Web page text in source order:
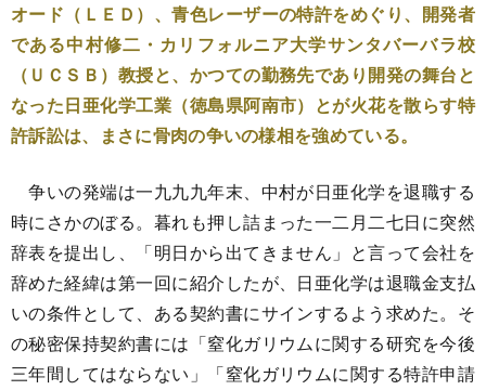
オード（ＬＥＤ）、青色レーザーの特許をめぐり、開発者
である中村修二・カリフォルニア大学サンタバーバラ校
（ＵＣＳＢ）教授と、かつての勤務先であり開発の舞台と
なった日亜化学工業（徳島県阿南市）とが火花を散らす特
許訴訟は、まさに骨肉の争いの様相を強めている。
争いの発端は一九九九年末、中村が日亜化学を退職する
時にさかのぼる。暮れも押し詰まった一二月二七日に突然
辞表を提出し、「明日から出てきません」と言って会社を
辞めた経緯は第一回に紹介したが、日亜化学は退職金支払
いの条件として、ある契約書にサインするよう求めた。そ
の秘密保持契約書には「窒化ガリウムに関する研究を今後
三年間してはならない」「窒化ガリウムに関する特許申請